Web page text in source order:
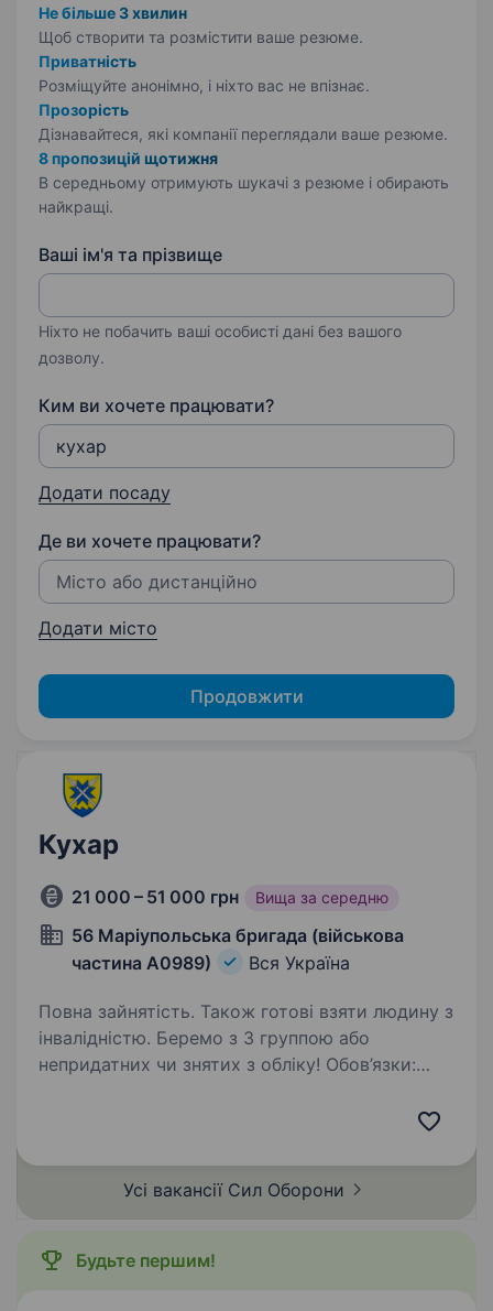
Не більше 3 хвилин
Щоб створити та розмістити ваше резюме.
Приватність
Розміщуйте анонімно, і ніхто вас не впізнає.
Прозорість
Дізнавайтеся, які компанії переглядали ваше резюме.
8 пропозицій щотижня
В середньому отримують шукачі з резюме і обирають
найкращі.
Ваші ім'я та прізвище
Ніхто не побачить ваші особисті дані без вашого
дозволу.
Ким ви хочете працювати?
Додати посаду
Де ви хочете працювати?
Додати місто
Продовжити
Кухар
21 000 – 51 000 грн Вища за середню
56 Маріупольська бригада (військова
частина А0989)
Вся Україна
Повна зайнятість. Також готові взяти людину з
інвалідністю. Беремо з 3 группою або
непридатних чи знятих з обліку! Обов’язки:
принципу дії технологічного…
Усі вакансії Сил Оборони
Будьте першим!